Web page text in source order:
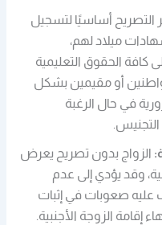
التصريح أساسيًا لتسجيل
ميلاد لهم،
الحقوق التعليمية
أو مقيمين بشكل
في حال الرغبة
التجنيس.
الزواج بدون تصريح يعرض
وقد يؤدي إلى عدم
عليه صعوبات في إثبات
إقامة الزوجة الأجنبية.